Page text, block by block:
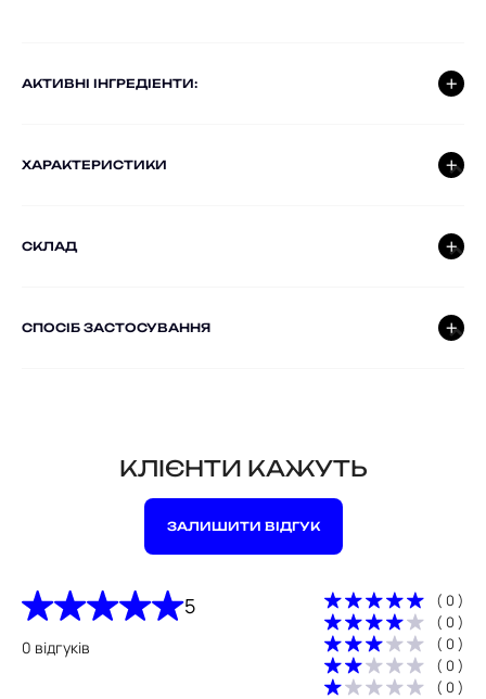
AКТИВНІ ІНГРЕДІЕНТИ:
ХАРАКТЕРИСТИКИ
СКЛАД
СПОСІБ ЗАСТОСУВАННЯ
КЛІЄНТИ КАЖУТЬ
ЗАЛИШИТИ ВІДГУК
5
0 відгуків
( 0 )
( 0 )
( 0 )
( 0 )
( 0 )